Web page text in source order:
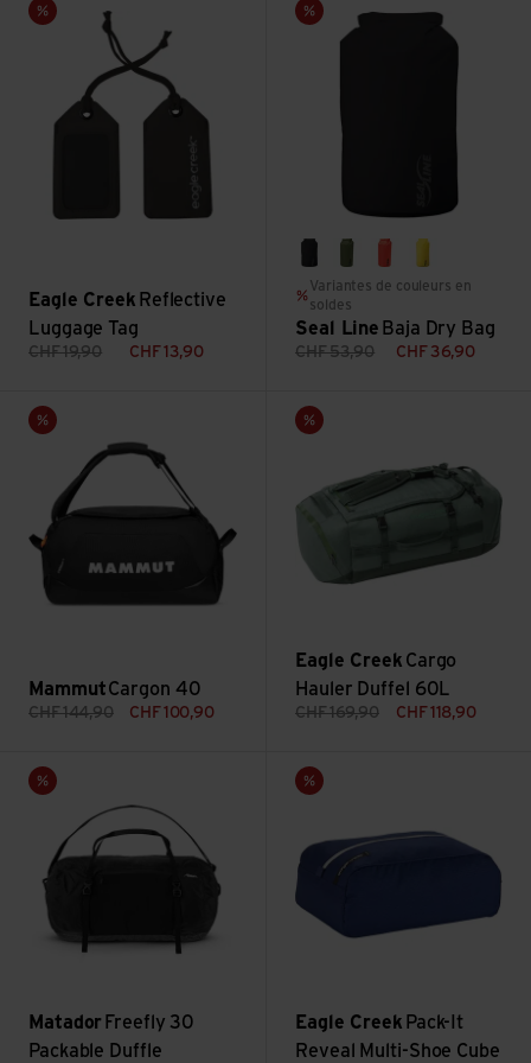
Vente
Eagle Creek Reflective
Luggage Tag
CHF19,90 CHF13,90
Vente
blackolivered yellow
Variantes de couleurs en
soldes
Seal Line Baja Dry Bag
CHF53,90 CHF 36,90
Vente
MammutCargon 40
CHF144,90 CHF100,90
Voir Cargon 40
Vente
Eagle Creek Cargo
Hauler Duffel 60L
CHF169,90 CHF118,90
Voir Cargo Hauler Duffel 60L
Vente
Matador Freefly 30
Packable Duffle
Voir Freefly 30 Packable Duffle
Vente
Eagle Creek Pack-It
Reveal Multi-Shoe Cube
Voir Pack-It Reveal Multi-Shoe